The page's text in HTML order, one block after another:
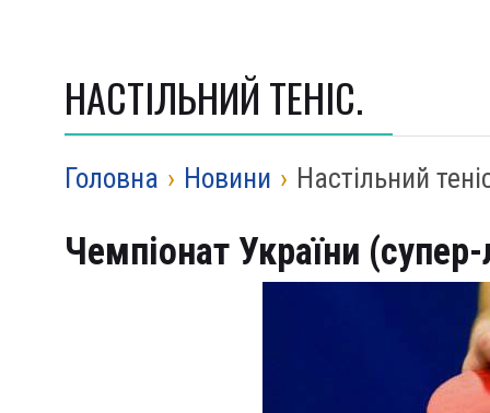
НАСТІЛЬНИЙ ТЕНІС.
Головна › Новини › Настільний
Чемпіонат України (супер-